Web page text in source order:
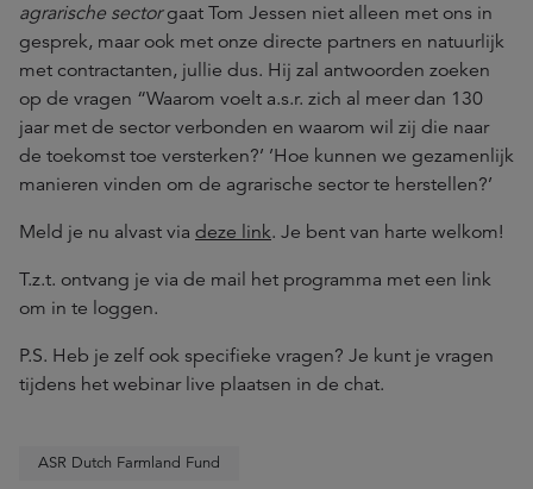
agrarische sectorgaat Tom Jessen niet alleen met ons in
gesprek, maar ook met onze directe partners en natuurlijk
met contractanten, jullie dus. Hij zal antwoorden zoeken
op de vragen “Waarom voelt a.s.r. zich al meer dan 130
jaar met de sector verbonden en waarom wil zij die naar
de toekomst toe versterken?’ ’Hoe kunnen we gezamenlijk
manieren vinden om de agrarische sector te herstellen?’
Meld je nu alvast via deze link. Je bent van harte welkom!
T.z.t. ontvang je via de mail het programma met een link
om in te loggen.
P.S. Heb je zelf ook specifieke vragen? Je kunt je vragen
tijdens het webinar live plaatsen in de chat.
ASR Dutch Farmland Fund